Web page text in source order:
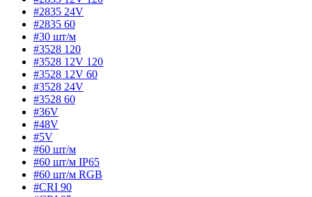
#2835 24V
#2835 60
#30 шт/м
#3528 120
#3528 12V 120
#3528 12V 60
#3528 24V
#3528 60
#36V
#48V
#5V
#60 шт/м
#60 шт/м IP65
#60 шт/м RGB
#CRI 90